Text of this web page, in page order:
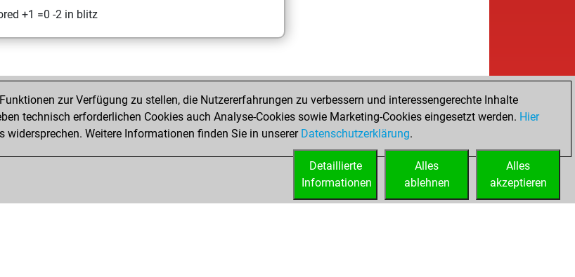
+1 =0 -2 in blitz
zur Verfügung zu stellen, die Nutzererfahrungen zu verbessern und interessengerechte Inhalte
technisch erforderlichen Cookies auch Analyse-Cookies sowie Marketing-Cookies eingesetzt werden. Hier
widersprechen. Weitere Informationen finden Sie in unserer Datenschutzerklärung.
Alles
akzeptieren
Alles
ablehnen
Detaillierte
Informationen